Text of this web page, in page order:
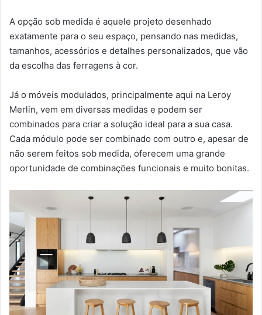
A opção sob medida é aquele projeto desenhado
exatamente para o seu espaço, pensando nas medidas,
tamanhos, acessórios e detalhes personalizados, que vão
da escolha das ferragens à cor.
Já o móveis modulados, principalmente aqui na Leroy
Merlin, vem em diversas medidas e podem ser
combinados para criar a solução ideal para a sua casa.
Cada módulo pode ser combinado com outro e, apesar de
não serem feitos sob medida, oferecem uma grande
oportunidade de combinações funcionais e muito bonitas.